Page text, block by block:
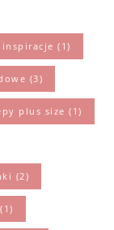
(1)
(3)
plus size (1)
(2)
(1)